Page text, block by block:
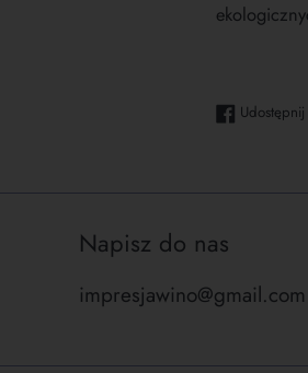
Udostępnij
Napisz do nas
impresjawino@gmail.com